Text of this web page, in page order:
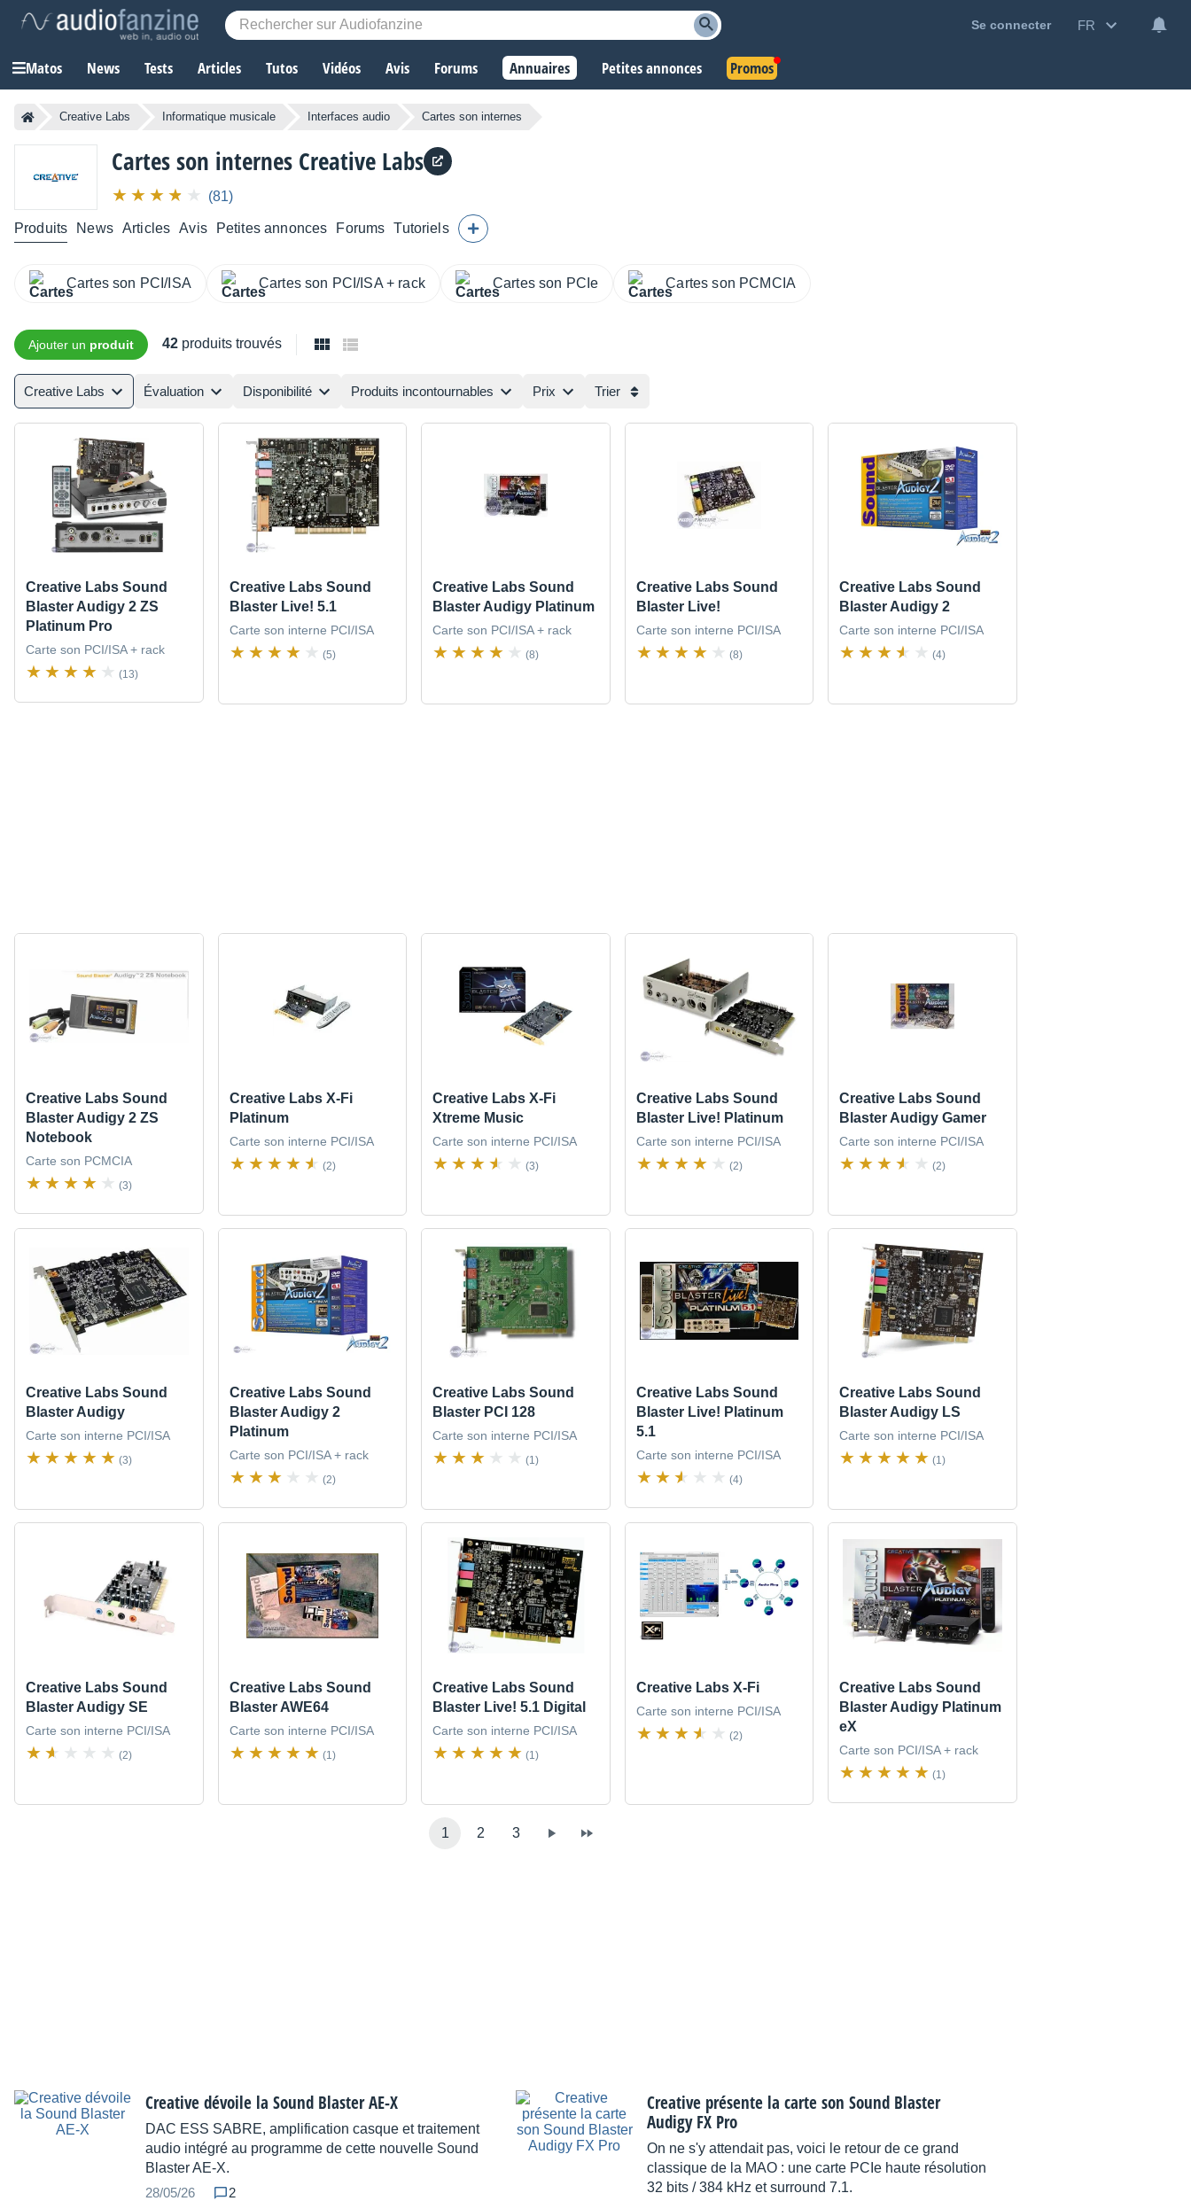
Se connecter FR
Matos News Tests Articles Tutos Vidéos Avis Forums Annuaires Petites annonces Promos
Creative Labs Informatique musicale Interfaces audio Cartes son internes
Cartes son internes Creative Labs
(81)
Produits News Articles Avis Petites annonces Forums Tutoriels
Cartes son PCI/ISA Cartes son PCI/ISA + rack Cartes son PCIe Cartes son PCMCIA
Ajouter un produit 42 produits trouvés
Creative Labs Évaluation Disponibilité Produits incontournables Prix Trier
Creative Labs Sound
Blaster Audigy 2 ZS
Platinum Pro
Carte son PCI/ISA + rack
(13)
Creative Labs Sound
Blaster Live! 5.1
Carte son interne PCI/ISA
(5)
Creative Labs Sound
Blaster Audigy Platinum
Carte son PCI/ISA + rack
(8)
Creative Labs Sound
Blaster Live!
Carte son interne PCI/ISA
(8)
Creative Labs Sound
Blaster Audigy 2
Carte son interne PCI/ISA
(4)
Creative Labs Sound
Blaster Audigy 2 ZS
Notebook
Carte son PCMCIA
(3)
Creative Labs X-Fi
Platinum
Carte son interne PCI/ISA
(2)
Creative Labs X-Fi
Xtreme Music
Carte son interne PCI/ISA
(3)
Creative Labs Sound
Blaster Live! Platinum
Carte son interne PCI/ISA
(2)
Creative Labs Sound
Blaster Audigy Gamer
Carte son interne PCI/ISA
(2)
Creative Labs Sound
Blaster Audigy
Carte son interne PCI/ISA
(3)
Creative Labs Sound
Blaster Audigy 2
Platinum
Carte son PCI/ISA + rack
(2)
Creative Labs Sound
Blaster PCI 128
Carte son interne PCI/ISA
(1)
Creative Labs Sound
Blaster Live! Platinum
5.1
Carte son interne PCI/ISA
(4)
Creative Labs Sound
Blaster Audigy LS
Carte son interne PCI/ISA
(1)
Creative Labs Sound
Blaster Audigy SE
Carte son interne PCI/ISA
(2)
Creative Labs Sound
Blaster AWE64
Carte son interne PCI/ISA
(1)
Creative Labs Sound
Blaster Live! 5.1 Digital
Carte son interne PCI/ISA
(1)
Creative Labs X-Fi
Carte son interne PCI/ISA
(2)
Creative Labs Sound
Blaster Audigy Platinum
eX
Carte son PCI/ISA + rack
(1)
1 2 3
Creative dévoile la Sound Blaster AE-X
DAC ESS SABRE, amplification casque et traitement
audio intégré au programme de cette nouvelle Sound
Blaster AE-X.
28/05/26
2
Creative présente la carte son Sound Blaster
Audigy FX Pro
On ne s'y attendait pas, voici le retour de ce grand
classique de la MAO : une carte PCIe haute résolution
32 bits / 384 kHz et surround 7.1.